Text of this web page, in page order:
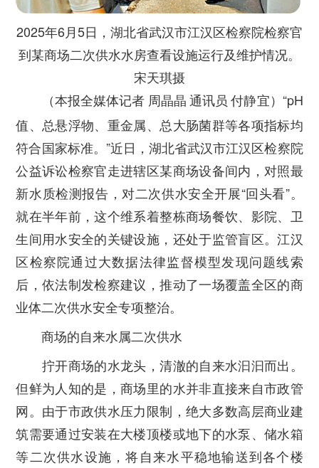
2025年6月5日，湖北省武汉市江汉区检察院检察官
到某商场二次供水水房查看设施运行及维护情况。
宋天琪摄
（本报全媒体记者 周晶晶 通讯员 付静宜） “pH
值、总悬浮物、重金属、总大肠菌群等各项指标均
符合国家标准。”近日，湖北省武汉市江汉区检察院
公益诉讼检察官走进辖区某商场设备间内，对照最
新水质检测报告，对二次供水安全开展“回头看”。
就在半年前，这个维系着整栋商场餐饮、影院、卫
生间用水安全的关键设施，还处于监管盲区。江汉
区检察院通过大数据法律监督模型发现问题线索
后，依法制发检察建议，推动了一场覆盖全区的商
业体二次供水安全专项整治。
商场的自来水属二次供水
拧开商场的水龙头，清澈的自来水汩汩而出。
但鲜为人知的是，商场里的水并非直接来自市政管
网。由于市政供水压力限制，绝大多数高层商业建
筑需要通过安装在大楼顶楼或地下的水泵、储水箱
等二次供水设施，将自来水平稳地输送到各个楼